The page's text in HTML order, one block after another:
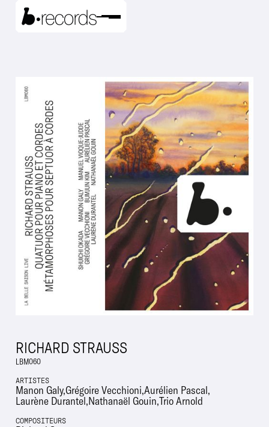
RICHARD STRAUSS
LBM060
ARTISTES
Manon GalyGrégoire Vecchioni Aurélien Pascal
Laurène Durantel Nathanaël Gouin Trio Arnold
COMPOSITEURS